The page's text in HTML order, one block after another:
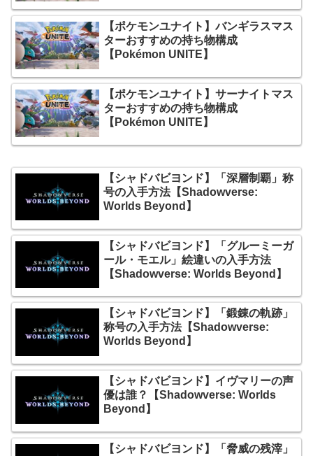
【ポケモンユナイト】バンギラスマス
ターおすすめの持ち物構成
【Pokémon UNITE】
【ポケモンユナイト】サーナイトマス
ターおすすめの持ち物構成
【Pokémon UNITE】
【シャドバビヨンド】「深層制覇」称
号の入手方法【Shadowverse:
Worlds Beyond】
【シャドバビヨンド】「グルーミーガ
ール・モエル」絵違いの入手方法
【Shadowverse: Worlds Beyond】
【シャドバビヨンド】「鍛錬の軌跡」
称号の入手方法【Shadowverse:
Worlds Beyond】
【シャドバビヨンド】イヴマリーの声
優は誰？【Shadowverse: Worlds
Beyond】
【シャドバビヨンド】「脅威の残滓」